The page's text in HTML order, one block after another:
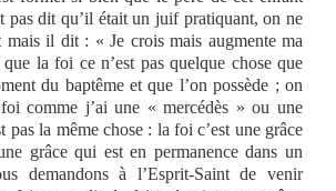
pas dit qu’il était un juif pratiquant, on ne
mais il dit : « Je crois mais augmente ma
la foi ce n’est pas quelque chose que
du baptême et que l’on possède ; on
comme j’ai une « mercédès » ou une
pas la même chose : la foi c’est une grâce
grâce qui est en permanence dans un
demandons à l’Esprit-Saint de venir